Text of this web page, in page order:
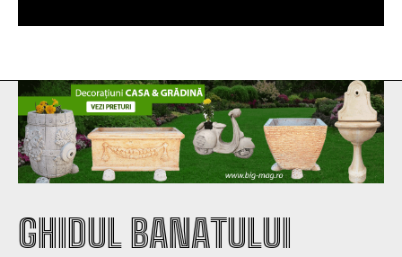
GHIDUL BANATULUI